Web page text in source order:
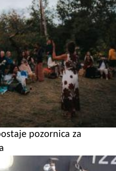
pozornica za